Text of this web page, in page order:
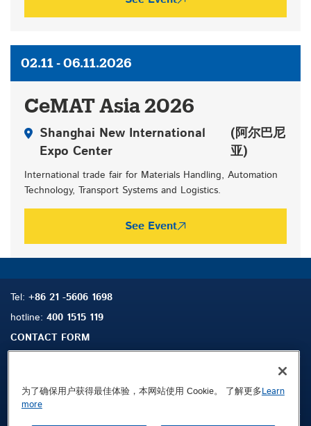
02.11 - 06.11.2026
CeMAT Asia 2026
Shanghai New International
Expo Center
(阿尔巴尼
亚)
International trade fair for Materials Handling, Automation
Technology, Transport Systems and Logistics.
See Event
Tel: +86 21 -5606 1698
hotline: 400 1515 119
CONTACT FORM
搜索 联系我们
为了确保用户获得最佳体验，本网站使用 Cookie。 了解更多Learn
more